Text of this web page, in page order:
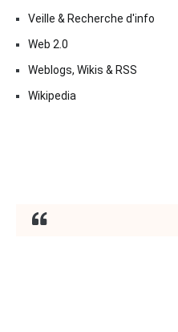
Veille & Recherche d'info
Web 2.0
Weblogs, Wikis & RSS
Wikipedia